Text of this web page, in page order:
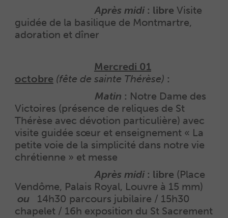
Après midi: libre Visite
guidée de la basilique de Montmartre,
adoration et dîner
Mercredi 01
octobre (fête de sainte Thérèse) :
Matin : Notre Dame des
Victoires (présence de reliques de St
Thérèse avec dévotion particulière) avec
visite guidée sœur et enseignement « La
petite voie de la simplicité dans notre vie
chrétienne » et messe
Après midi: libre (Place
Vendôme, Palais Royal, Louvre à 15 mm)
ou14h30 parcours jubilaire / 15h30
chapelet / 16h exposition du St Sacrement